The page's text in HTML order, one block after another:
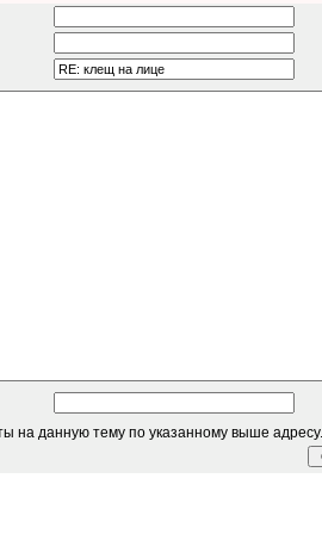
на данную тему по указанному выше адресу.